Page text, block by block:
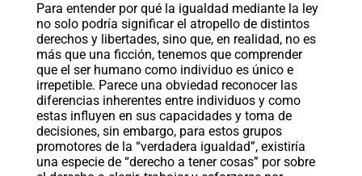
Para entender por qué la igualdad mediante la ley
no solo podría significar el atropello de distintos
derechos y libertades, sino que, en realidad, no es
más que una ficción, tenemos que comprender
que el ser humano como individuo es único e
irrepetible. Parece una obviedad reconocer las
diferencias inherentes entre individuos y como
estas influyen en sus capacidades y toma de
decisiones, sin embargo, para estos grupos
promotores de la “verdadera igualdad”, existiría
una especie de “derecho a tener cosas” por sobre